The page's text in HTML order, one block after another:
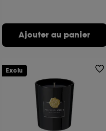
Ajouter au panier
Exclu